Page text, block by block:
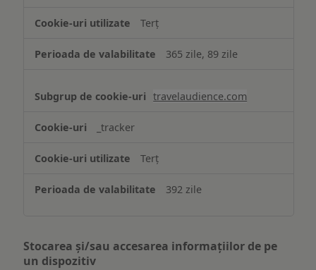
Terț
365 zile, 89 zile
travelaudience.com
_tracker
Terț
392 zile
Stocarea și/sau accesarea informațiilor de pe
un dispozitiv